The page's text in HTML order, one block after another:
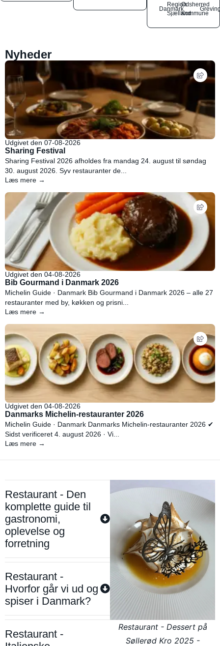
Danmark
Region
Sjælland
Odsherred
Kommune
Nyheder
Udgivet den 07-08-2026
Sharing Festival
Sharing Festival 2026 afholdes fra mandag 24. august til søndag
30. august 2026. Syv restauranter de...
Læs mere →
Udgivet den 04-08-2026
Bib Gourmand i Danmark 2026
Michelin Guide · Danmark Bib Gourmand i Danmark 2026 – alle 27
restauranter med by, køkken og prisni...
Læs mere →
Udgivet den 04-08-2026
Danmarks Michelin-restauranter 2026
Michelin Guide · Danmark Danmarks Michelin-restauranter 2026 ✔
Sidst verificeret 4. august 2026 · Vi...
Læs mere →
Restaurant - Den
komplette guide til
gastronomi,
oplevelse og
forretning
Restaurant -
Hvorfor går vi ud og
spiser i Danmark?
Restaurant -
Restaurant - Dessert på
Søllerød Kro 2025 -